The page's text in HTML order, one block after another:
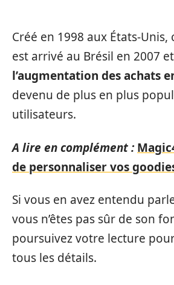
Créé en 1998 aux États-Unis,
est arrivé au Brésil en 2007
l’augmentation des achats
devenu de plus en plus
utilisateurs.
A lire en complément :
de personnaliser vos
Si vous en avez entendu
vous n’êtes pas sûr de son
poursuivez votre lecture
tous les détails.